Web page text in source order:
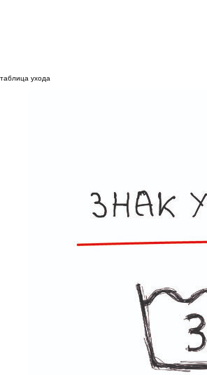
таблица ухода